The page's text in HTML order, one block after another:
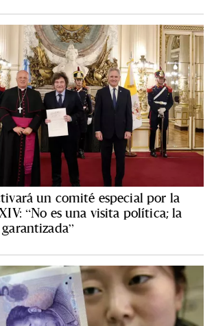
un comité especial por la
“No es una visita política; la